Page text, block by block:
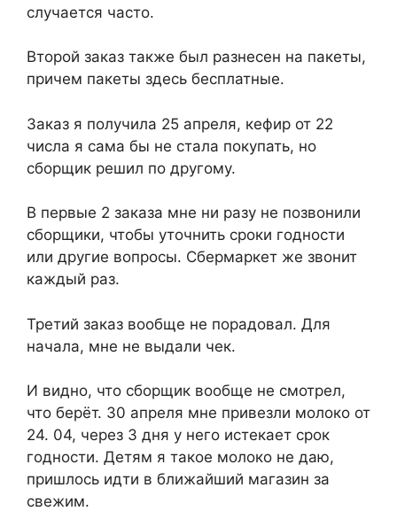
случается часто.
Второй заказ также был разнесен на пакеты,
причем пакеты здесь бесплатные.
Заказ я получила 25 апреля, кефир от 22
числа я сама бы не стала покупать, но
сборщик решил по другому.
В первые 2 заказа мне ни разу не позвонили
сборщики, чтобы уточнить сроки годности
или другие вопросы. Сбермаркет же звонит
каждый раз.
Третий заказ вообще не порадовал. Для
начала, мне не выдали чек.
И видно, что сборщик вообще не смотрел,
что берёт. 30 апреля мне привезли молоко от
24. 04, через 3 дня у него истекает срок
годности. Детям я такое молоко не даю,
пришлось идти в ближайший магазин за
свежим.